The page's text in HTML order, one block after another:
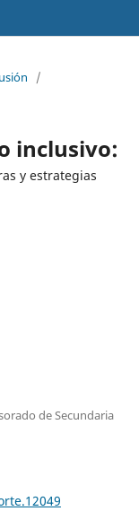
/
inclusivo:
y estrategias
de Secundaria